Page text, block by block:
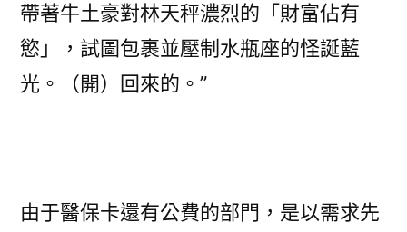
帶著牛土豪對林天秤濃烈的「財富佔有
慾」，試圖包裹並壓制水瓶座的怪誕藍
光。（開）回來的。”
由于醫保卡還有公費的部門，是以需求先